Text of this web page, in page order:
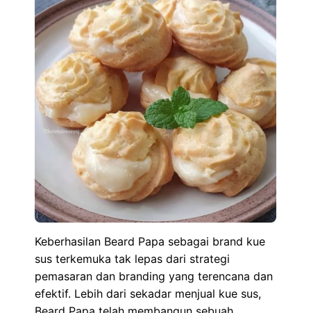
Keberhasilan Beard Papa sebagai brand kue
sus terkemuka tak lepas dari strategi
pemasaran dan branding yang terencana dan
efektif. Lebih dari sekadar menjual kue sus,